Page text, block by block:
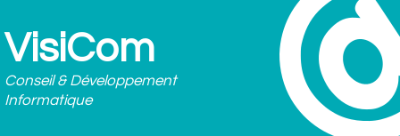
VisiCom
Conseil & Développement
Informatique